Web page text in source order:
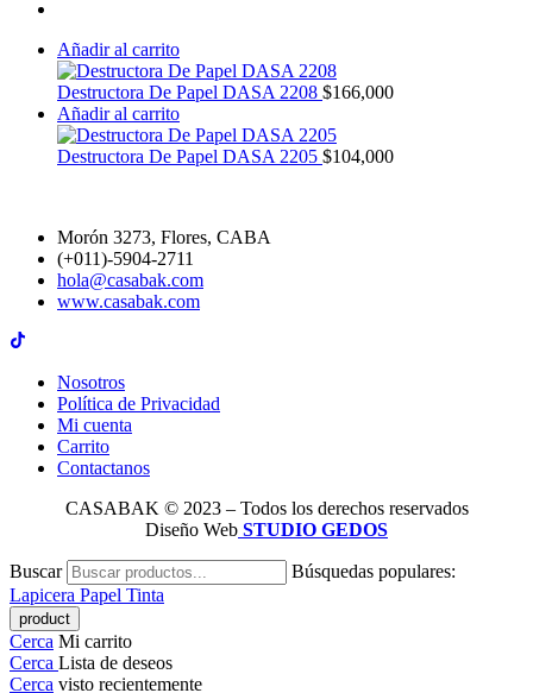
Añadir al carrito
Destructora De Papel DASA 2208 $166,000
Añadir al carrito
Destructora De Papel DASA 2205 $104,000
Morón 3273, Flores, CABA
(+011)-5904-2711
hola@casabak.com
www.casabak.com
Nosotros
Política de Privacidad
Mi cuenta
Carrito
Contactanos
CASABAK © 2023 – Todos los derechos reservados
Diseño Web STUDIO GEDOS
Buscar
Búsquedas populares:
Lapicera Papel Tinta
Cerca Mi carrito
Cerca Lista de deseos
Cerca visto recientemente